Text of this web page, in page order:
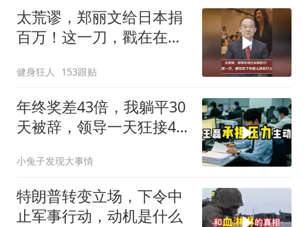
太荒谬，郑丽文给日本捐
百万！这一刀，戳在在了
健身狂人 153跟贴
年终奖差43倍，我躺平30
天被辞，领导一天狂接47
小兔子发现大事情
特朗普转变立场，下令中
止军事行动，动机是什么